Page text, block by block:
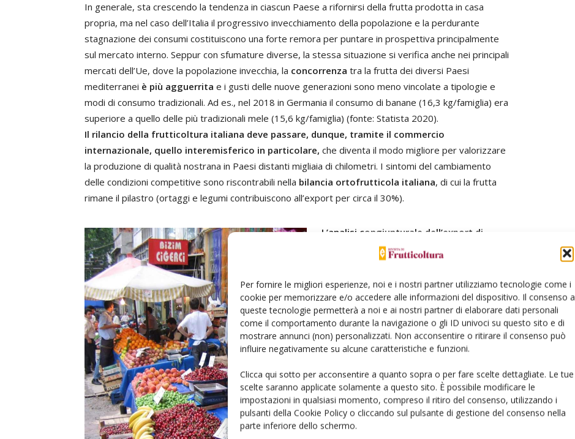
Per fornire le migliori esperienze, noi e i nostri partner utilizziamo tecnologie come i
cookie per memorizzare e/o accedere alle informazioni del dispositivo. Il consenso a
queste tecnologie permetterà a noi e ai nostri partner di elaborare dati personali
come il comportamento durante la navigazione o gli ID univoci su questo sito e di
mostrare annunci (non) personalizzati. Non acconsentire o ritirare il consenso può
influire negativamente su alcune caratteristiche e funzioni.
Clicca qui sotto per acconsentire a quanto sopra o per fare scelte dettagliate. Le tue
scelte saranno applicate solamente a questo sito. È possibile modificare le
impostazioni in qualsiasi momento, compreso il ritiro del consenso, utilizzando i
pulsanti della Cookie Policy o cliccando sul pulsante di gestione del consenso nella
parte inferiore dello schermo.
In generale, sta crescendo la tendenza in ciascun Paese a rifornirsi della frutta prodotta in casa
propria, ma nel caso dell’Italia il progressivo invecchiamento della popolazione e la perdurante
stagnazione dei consumi costituiscono una forte remora per puntare in prospettiva principalmente
sul mercato interno. Seppur con sfumature diverse, la stessa situazione si verifica anche nei principali
mercati dell’Ue, dove la popolazione invecchia, la concorrenza tra la frutta dei diversi Paesi
mediterranei è più agguerrita e i gusti delle nuove generazioni sono meno vincolate a tipologie e
modi di consumo tradizionali. Ad es., nel 2018 in Germania il consumo di banane (16,3 kg/famiglia) era
superiore a quello delle più tradizionali mele (15,6 kg/famiglia) (fonte: Statista 2020).
Il rilancio della frutticoltura italiana deve passare, dunque, tramite il commercio
internazionale, quello interemisferico in particolare, che diventa il modo migliore per valorizzare
la produzione di qualità nostrana in Paesi distanti migliaia di chilometri. I sintomi del cambiamento
delle condizioni competitive sono riscontrabili nella bilancia ortofrutticola italiana, di cui la frutta
rimane il pilastro (ortaggi e legumi contribuiscono all’export per circa il 30%).
L’analisi congiunturale dell’export di
, basata sul confronto tendenziale
(cioè con lo stesso periodo dell’anno
precedente) dei dati in valore riferiti al
periodo gennaio-novembre sono negativi: le
esportazioni di agrumi (-7,1%), frutta fresca
(-3,6%) e secca (-1,4%) arretrano, mentre
aumentano le corrispondenti importazioni
deficitaria dal punto di vista della
produzione.Il calo delle nostre
esportazioni è sintomatico di un sistema
concorrenziale